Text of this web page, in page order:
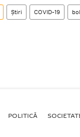
Știri COVID-19
POLITICĂ